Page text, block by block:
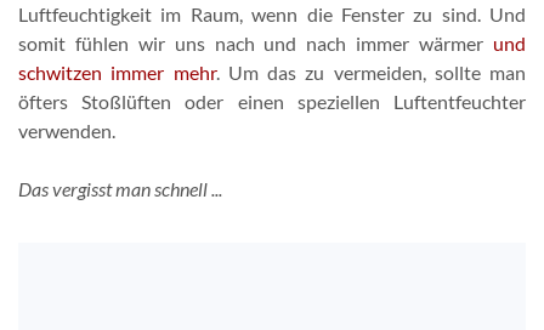
Luftfeuchtigkeit im Raum, wenn die Fenster zu sind. Und
somit fühlen wir uns nach und nach immer wärmer und
schwitzen immer mehr. Um das zu vermeiden, sollte man
öfters Stoßlüften oder einen speziellen Luftentfeuchter
verwenden.
Das vergisst man schnell ...